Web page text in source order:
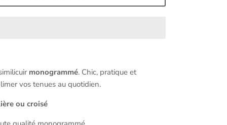
monogrammé. Chic, pratique et
vos tenues au quotidien.
ou croisé